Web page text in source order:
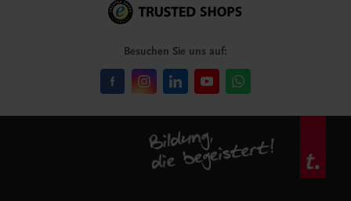
Besuchen Sie uns auf: